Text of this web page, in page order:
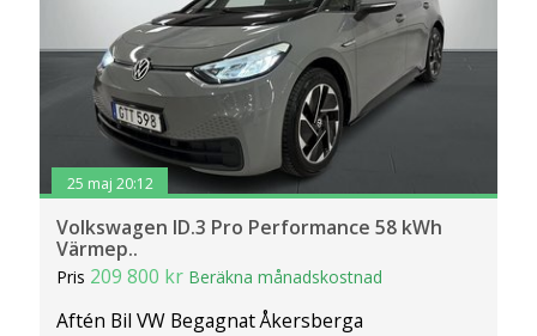
25 maj 20:12
Volkswagen ID.3 Pro Performance 58 kWh
Värmep..
Pris 209 800 kr Beräkna månadskostnad
Aftén Bil VW Begagnat Åkersberga